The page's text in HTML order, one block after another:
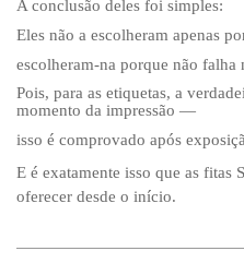
A conclusão deles foi simples:
Eles não a escolheram apenas
escolheram-na porque não falha
Pois, para as etiquetas, a
momento da impressão —
isso é comprovado após
E é exatamente isso que as fitas
oferecer desde o início.